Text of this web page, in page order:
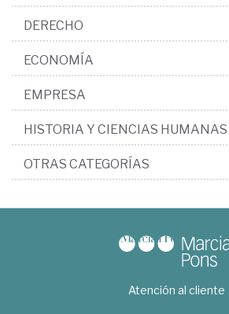
DERECHO
ECONOMÍA
EMPRESA
HISTORIA Y CIENCIAS HUMANAS
OTRAS CATEGORÍAS
Atención al cliente